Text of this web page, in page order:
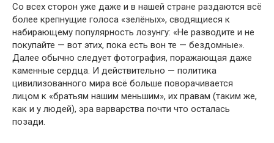
Со всех сторон уже даже и в нашей стране раздаются всё
более крепнущие голоса «зелёных», сводящиеся к
набирающему популярность лозунгу: «Не разводите и не
покупайте — вот этих, пока есть вон те — бездомные».
Далее обычно следует фотография, поражающая даже
каменные сердца. И действительно — политика
цивилизованного мира всё больше поворачивается
лицом к «братьям нашим меньшим», их правам (таким же,
как и у людей), эра варварства почти что осталась
позади.